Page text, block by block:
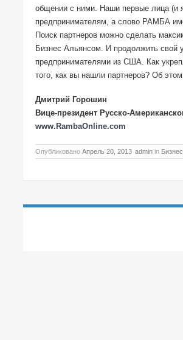
общении с ними. Наши первые лица (и
предпринимателям, а слово РАМБА
Поиск партнеров можно сделать
Бизнес Альянсом. И продолжить свой
предпринимателями из США. Как
того, как вы нашли партнеров? Об
Дмитрий Горошин
Вице-президент Русско-
www.RambaOnline.com
Опубликовано Апрель 20, 2013 admin in